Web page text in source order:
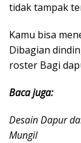
tidak tampak
Kamu bisa
Dibagian
roster Bagi
Baca juga:
Desain Dapur
Mungil